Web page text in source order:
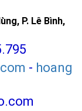
P. Lê Bình,
- hoang